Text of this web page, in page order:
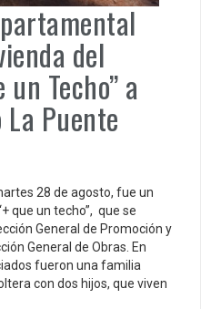
del
Techo” a
Puente
28 de agosto, fue un
que un techo”, que se
General de Promoción y
General de Obras. En
fueron una familia
con dos hijos, que viven